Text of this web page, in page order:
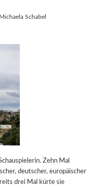
Michaela Schabel
Zehn Mal
deutscher, europäischer
drei Mal kürte sie